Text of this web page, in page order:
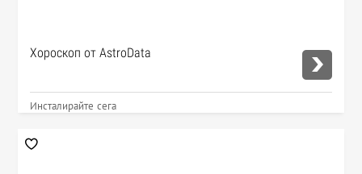
Хороскоп от AstroData
Инсталирайте сега